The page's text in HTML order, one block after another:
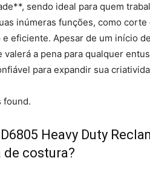
sendo ideal para quem
inúmeras funções, como
e eficiente. Apesar de um início
valerá a pena para qualquer
para expandir sua
found.
Heavy Duty
de costura?